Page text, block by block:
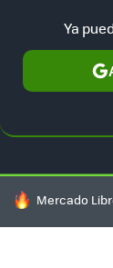
HOY SE
Mercado
Ya